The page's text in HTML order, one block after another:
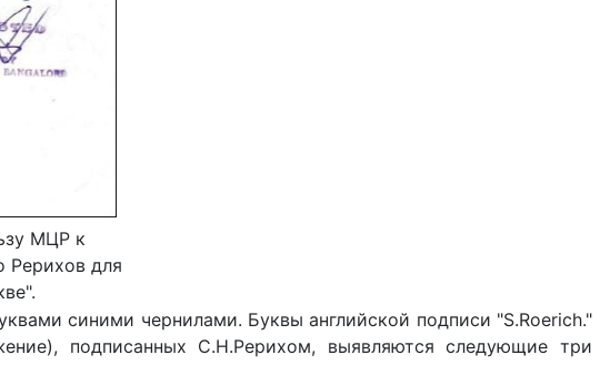
МЦР к
Рерихов для
синими чернилами. Буквы английской подписи "S.Roerich."
подписанных С.Н.Рерихом, выявляются следующие три